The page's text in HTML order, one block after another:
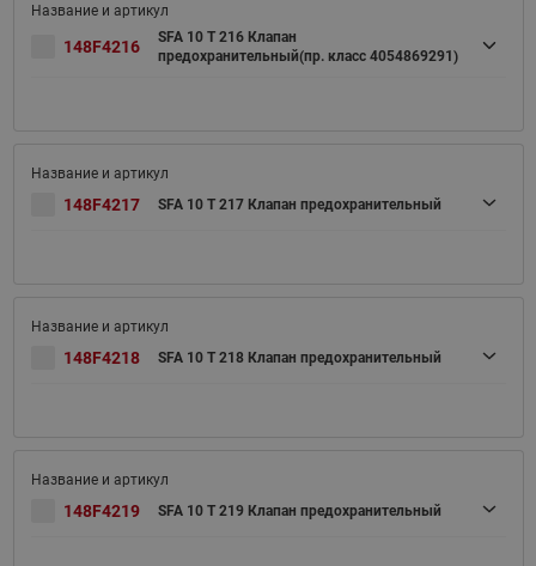
148F4216
SFA 10 T 216 Клапан
предохранительный(пр. класс 4054869291)
148F4217 SFA 10 T 217 Клапан предохранительный
148F4218 SFA 10 T 218 Клапан предохранительный
148F4219 SFA 10 T 219 Клапан предохранительный